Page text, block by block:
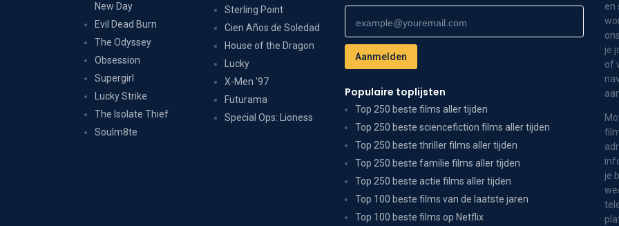
New Day
Evil Dead Burn
The Odyssey
Obsession
Supergirl
Lucky Strike
The Isolate Thief
Soulm8te
Sterling Point
Cien Años de Soledad
House of the Dragon
Lucky
X-Men '97
Futurama
Special Ops: Lioness
Populaire toplijsten
Top 250 beste films aller tijden
Top 250 beste sciencefiction films aller tijden
Top 250 beste thriller films aller tijden
Top 250 beste familie films aller tijden
Top 250 beste actie films aller tijden
Top 100 beste films van de laatste jaren
Top 100 beste films op Netflix
en
je
of
je